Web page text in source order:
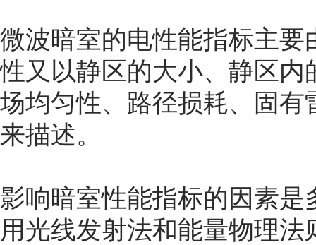
微波暗室的电性能指标主
性又以静区的大小、静区
场均匀性、路径损耗、固
来描述。
影响暗室性能指标的因素
用光线发射法和能量物理